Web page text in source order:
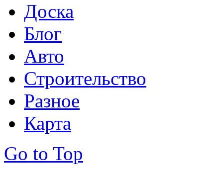
Доска
Блог
Авто
Строительство
Разное
Карта
Go to Top